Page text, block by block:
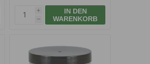
i
h
IN DEN
WARENKORB